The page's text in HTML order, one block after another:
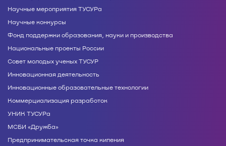
Научные мероприятия ТУСУРа
Научные конкурсы
Фонд поддержки образования, науки и производства
Национальные проекты России
Совет молодых ученых ТУСУР
Инновационная деятельность
Инновационные образовательные технологии
Коммерциализация разработок
УНИК ТУСУРа
МСБИ «Дружба»
Предпринимательская точка кипения